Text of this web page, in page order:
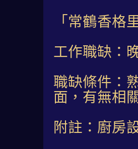
「常鶴香格
工作職缺：
職缺條件：
面，有無相
附註：廚房